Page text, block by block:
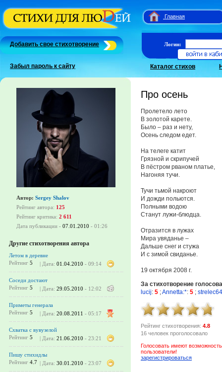
Главная
Добавить свое стихотворение
Забыл пароль к сайту
Логин:
Каталог стихов
Автор: Sergey Shalov
Рейтинг автора: 125
Рейтинг критика: 2 611
Дата публикации - 07.01.2010 - 01:26
Другие стихотворения автора
Летом в деревне
Рейтинг 5 | Дата: 01.04.2010 - 09:14
Соседи достают
Рейтинг 5 | Дата: 29.05.2010 - 12:02
Приметы генерала
Рейтинг 5 | Дата: 20.08.2011 - 05:17
Схватка с вувузелой
Рейтинг 5 | Дата: 21.06.2010 - 23:21
Пишу стихидлы
Рейтинг 4.7 | Дата: 30.01.2010 - 23:07
Про осень
Пролетело лето
В золотой карете.
Было – раз и нету,
Осень следом едет.
На телеге катит
Грязной и скрипучей
В пёстром рваном платье,
Нагоняя тучи.
Тучи тьмой накроют
И дожди польются.
Полными водою
Станут лужи-блюдца.
Отразится в лужах
Мира увяданье –
Дальше снег и стужа
И с зимой свиданье.
19 октября 2008 г.
За стихотворение
lucij: 5 ;Annetta:*: 5 ; strelec64
Рейтинг стихотворения: 4.8
16 человек проголосовало
Голосовать имеют
пользователи!
зарегистрироваться